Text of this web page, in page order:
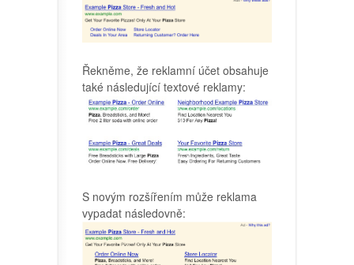
Řekněme, že reklamní účet obsahuje
také následující textové reklamy:
S novým rozšířením může reklama
vypadat následovně: